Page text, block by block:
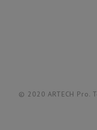
© 2020 ARTECH Pro.